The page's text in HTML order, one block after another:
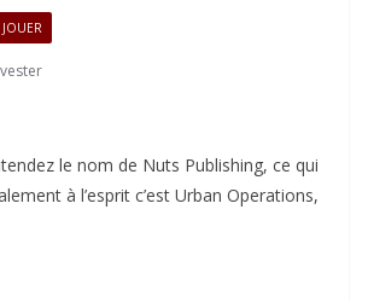
JOUER
le nom de Nuts Publishing, ce qui
à l’esprit c’est Urban Operations,